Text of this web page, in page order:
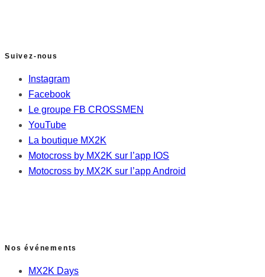
Suivez-nous
Instagram
Facebook
Le groupe FB CROSSMEN
YouTube
La boutique MX2K
Motocross by MX2K sur l’app IOS
Motocross by MX2K sur l’app Android
Nos événements
MX2K Days